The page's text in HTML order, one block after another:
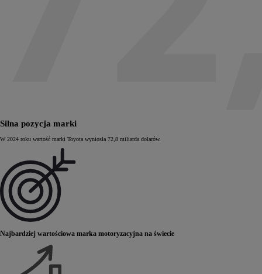
Silna pozycja marki
W 2024 roku wartość marki Toyota wyniosła 72,8 miliarda dolarów.
Najbardziej wartościowa marka motoryzacyjna na świecie